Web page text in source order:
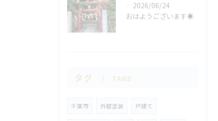
2026/06/24
おはようございます☀
タグ TAGS
千葉市 外壁塗装 戸建て